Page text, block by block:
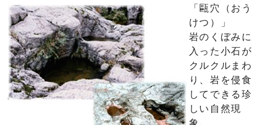
「甌穴（おう
けつ）」
岩のくぼみに
入った小石が
クルクルまわ
り、岩を侵食
してできる珍
しい自然現